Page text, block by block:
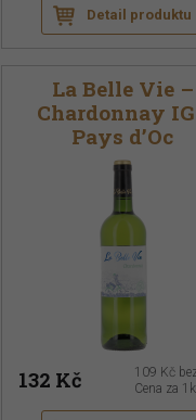
Detail produktu
La Belle Vie –
Chardonnay
Pays d’Oc
132 Kč 109 Kč
Cena za